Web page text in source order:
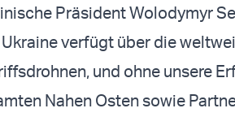
Präsident Wolodymyr
Ukraine verfügt über die
und ohne unsere
Nahen Osten sowie